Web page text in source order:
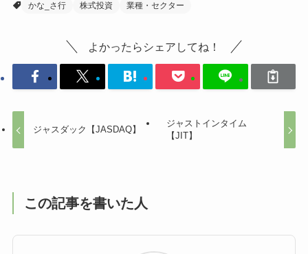
かな_さ行
株式投資 業種・セクター
よかったらシェアしてね！
ジャスダック【JASDAQ】
ジャストインタイム
【JIT】
この記事を書いた人